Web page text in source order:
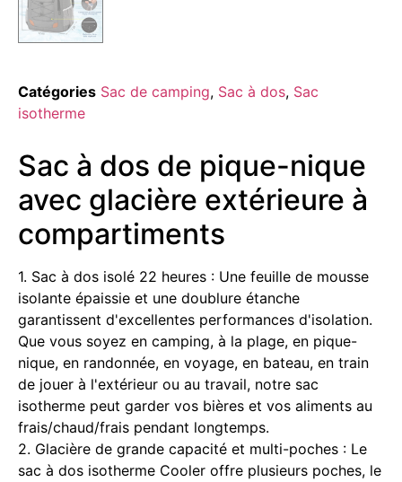
Catégories Sac de camping, Sac à dos, Sac
isotherme
Sac à dos de pique-nique
avec glacière extérieure à
compartiments
1. Sac à dos isolé 22 heures : Une feuille de mousse
isolante épaissie et une doublure étanche
garantissent d'excellentes performances d'isolation.
Que vous soyez en camping, à la plage, en pique-
nique, en randonnée, en voyage, en bateau, en train
de jouer à l'extérieur ou au travail, notre sac
isotherme peut garder vos bières et vos aliments au
frais/chaud/frais pendant longtemps.
2. Glacière de grande capacité et multi-poches : Le
sac à dos isotherme Cooler offre plusieurs poches, le